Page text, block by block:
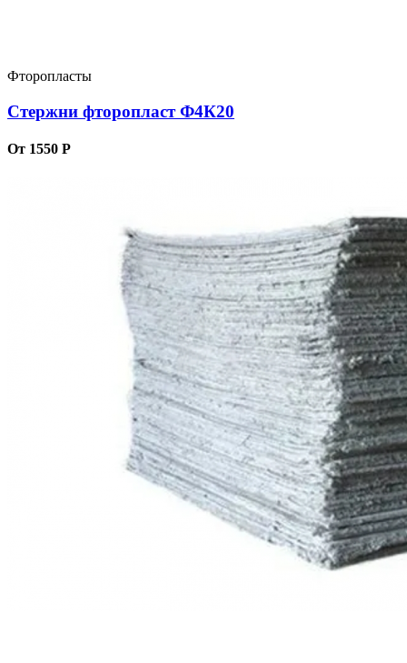
Фторопласты
Стержни фторопласт Ф4К20
От 1550 Р